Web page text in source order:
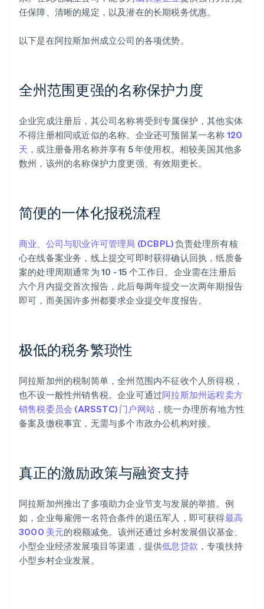
任保障、清晰的规定，以及潜在的长期税务优惠。
以下是在阿拉斯加州成立公司的各项优势。
全州范围更强的名称保护力度
企业完成注册后，其公司名称将受到专属保护，其他实体
不得注册相同或近似的名称。企业还可预留某一名称 120
天 ，或注册备用名称并享有 5 年使用权。相较美国其他多
数州，该州的名称保护力度更强、有效期更长。
简便的一体化报税流程
商业、公司与职业许可管理局 (DCBPL)负责处理所有核
心在线备案业务，线上提交可即时获得确认回执，纸质备
案的处理周期通常为 10 - 15 个工作日。企业需在注册后
六个月内提交首次报告，此后每两年提交一次两年期报告
即可，而美国许多州都要求企业提交年度报告。
极低的税务繁琐性
阿拉斯加州的税制简单，全州范围内不征收个人所得税，
也不设一般性州销售税。企业可通过阿拉斯加州远程卖方
销售税委员会 (ARSSTC) 门户网站 ，统一办理所有地方性
备案及缴税事宜，无需与多个市政办公机构对接。
真正的激励政策与融资支持
阿拉斯加州推出了多项助力企业节支与发展的举措。例
如，企业每雇佣一名符合条件的退伍军人，即可获得最高
3000 美元的税额减免。该州还通过乡村发展倡议基金、
小型企业经济发展项目等渠道，提供低息贷款 ，专项扶持
小型乡村企业发展。